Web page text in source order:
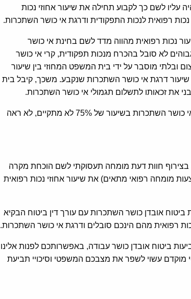
עליו לשם כך לקבוע תחילה את שיעור אחוזי נכות
רפואית לנכות התפקודית ודרגת אי כושר השתכרות.
נכות רפואית מהווה מדד לשם בחינת אי כושר
לא סובל בהכרח מנכות תפקודית, קרי אי כושר
ובלתי מוסבר על ידי בית המשפט המחוזי בין שיעור
שיעור דרגת אי כושר השתכרות שנקבע. משכך, קיבל בית
את זכאותו לתשלום תגמולי אי כושר השתכרות.
משקבע בית המשפט העליון שהתנאי בדבר הצורך בדרגת אי כושר השתכרות בשיעור של 75% לא מתקיים, לא ראה
בצירוף חוות דעת מומחה תעסוקתי לשם הוכחת מקרה
מומחה רפואי מתאים) את שיעור אחוזי נכות רפואית
אובדן כושר השתכרות עם עורך דין ביטוח הבקיא
רפואית מהם הינכם סובלים ודרגת אי כושר השתכרות.
ביטוח אובדן כושר עבודה, באפשרותכם לפנות אלינו
מוקדם עשוי לשפר את מצבכם המשפטי וסיכויי תביעת